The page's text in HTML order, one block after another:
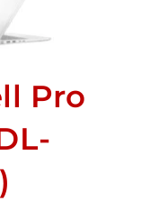
Pro